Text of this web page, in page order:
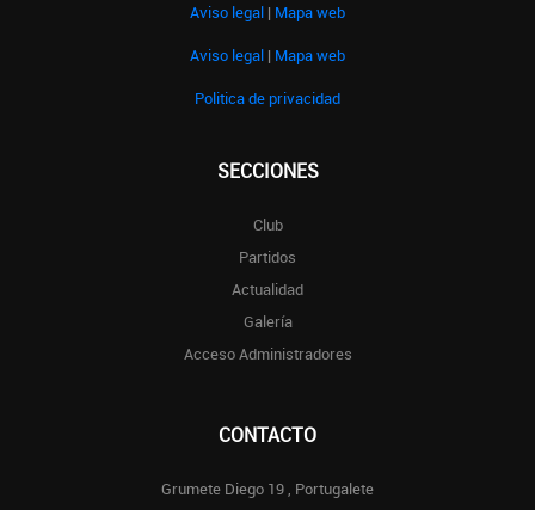
Aviso legal | Mapa web
Aviso legal | Mapa web
Politica de privacidad
SECCIONES
Club
Partidos
Actualidad
Galería
Acceso Administradores
CONTACTO
Grumete Diego 19 , Portugalete